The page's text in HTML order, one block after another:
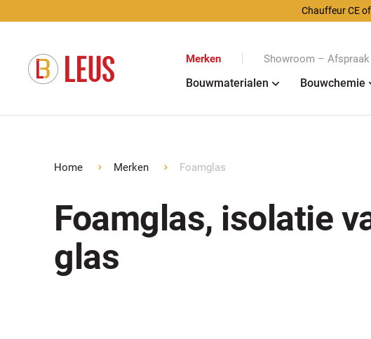
Chauffeur CE
Merken Showroom – Afspraak
Bouwmaterialen Bouwchemie
Home Merken Foamglas
Foamglas, isolatie
glas